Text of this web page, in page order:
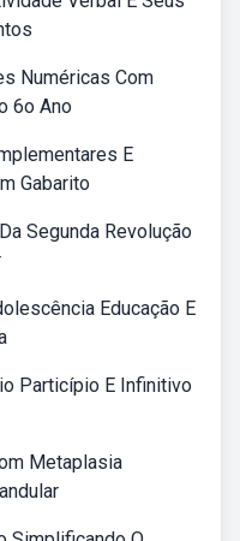
Numéricas Com
6o Ano
E
Gabarito
Segunda Revolução
Educação E
Particípio E Infinitivo
Metaplasia